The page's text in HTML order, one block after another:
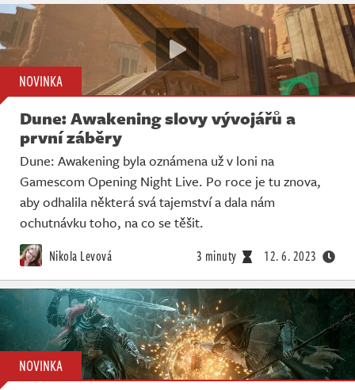
NOVINKA
Dune: Awakening slovy vývojářů a
první záběry
Dune: Awakening byla oznámena už v loni na
Gamescom Opening Night Live. Po roce je tu znova,
aby odhalila některá svá tajemství a dala nám
ochutnávku toho, na co se těšit.
Nikola Levová 3 minuty 12. 6. 2023
NOVINKA